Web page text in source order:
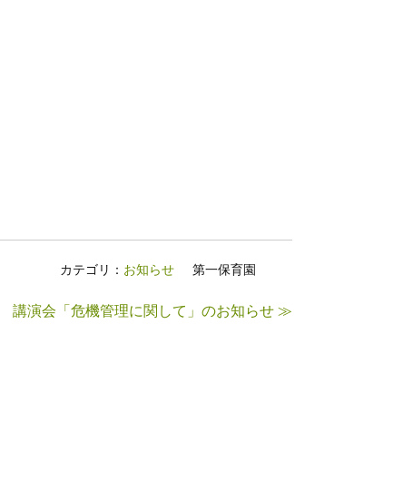
カテゴリ： お知らせ 第一保育園
講演会「危機管理に関して」のお知らせ ≫